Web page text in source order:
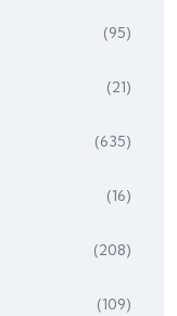
(95)
(21)
(635)
(16)
(208)
(109)